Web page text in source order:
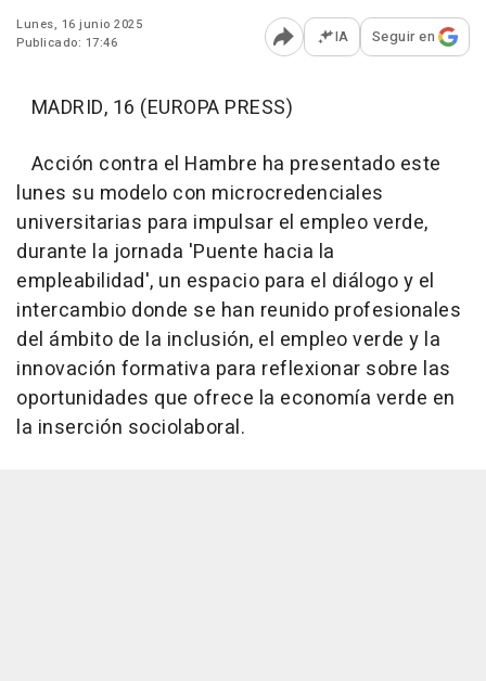
Lunes, 16 junio 2025
Publicado: 17:46
Abrir opciones para
IA Seguir en
MADRID, 16 (EUROPA PRESS)
Acción contra el Hambre ha presentado este
lunes su modelo con microcredenciales
universitarias para impulsar el empleo verde,
durante la jornada 'Puente hacia la
empleabilidad', un espacio para el diálogo y el
intercambio donde se han reunido profesionales
del ámbito de la inclusión, el empleo verde y la
innovación formativa para reflexionar sobre las
oportunidades que ofrece la economía verde en
la inserción sociolaboral.